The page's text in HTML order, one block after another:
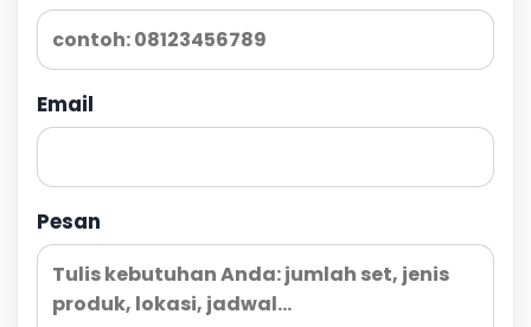
Email
Pesan